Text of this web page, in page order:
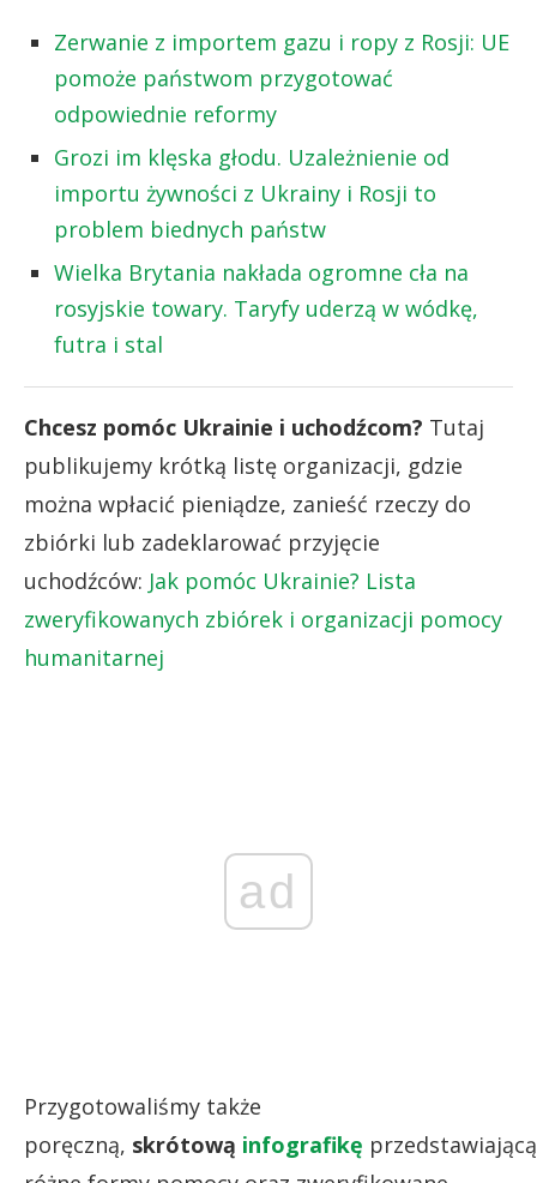
Zerwanie z importem gazu i ropy z Rosji: UE
pomoże państwom przygotować
odpowiednie reformy
Grozi im klęska głodu. Uzależnienie od
importu żywności z Ukrainy i Rosji to
problem biednych państw
Wielka Brytania nakłada ogromne cła na
rosyjskie towary. Taryfy uderzą w wódkę,
futra i stal
Chcesz pomóc Ukrainie i uchodźcom? Tutaj
publikujemy krótką listę organizacji, gdzie
można wpłacić pieniądze, zanieść rzeczy do
zbiórki lub zadeklarować przyjęcie
uchodźców: Jak pomóc Ukrainie? Lista
zweryfikowanych zbiórek i organizacji pomocy
humanitarnej
ad
Przygotowaliśmy także
poręczną, skrótową infografikę przedstawiającą